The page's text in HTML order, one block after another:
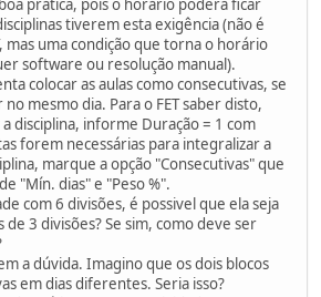
prática, pois o horário poderá ficar
tiverem esta exigência (não é
mas uma condição que torna o horário
software ou resolução manual).
colocar as aulas como consecutivas, se
mesmo dia. Para o FET saber disto,
disciplina, informe Duração = 1 com
forem necessárias para integralizar a
marque a opção "Consecutivas" que
"Mín. dias" e "Peso %".
com 6 divisões, é possivel que ela seja
de 3 divisões? Se sim, como deve ser
a dúvida. Imagino que os dois blocos
em dias diferentes. Seria isso?